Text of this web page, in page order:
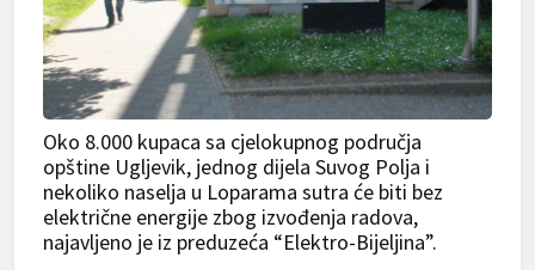
Oko 8.000 kupaca sa cjelokupnog područja
opštine Ugljevik, jednog dijela Suvog Polja i
nekoliko naselja u Loparama sutra će biti bez
električne energije zbog izvođenja radova,
najavljeno je iz preduzeća “Elektro-Bijeljina”.